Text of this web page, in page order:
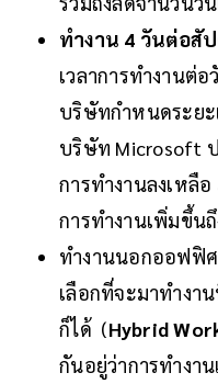
ทำงาน 4 วันต่อสั
เวลาการทำงานต่
บริษัทกำหนดระยะ
บริษัท Microsoft
การทำงานลงเหลื
การทำงานเพิ่มขึ้น
ทำงานนอกออฟฟิ
เลือกที่จะมาทำง
ก็ได้ (Hybrid
กันอยู่ว่าการทำงา